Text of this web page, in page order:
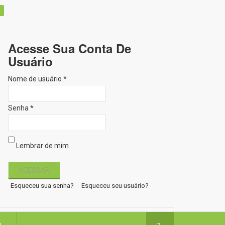
Acesse Sua Conta De
Usuário
Nome de usuário *
Senha *
Lembrar de mim
Esqueceu sua senha? Esqueceu seu usuário?